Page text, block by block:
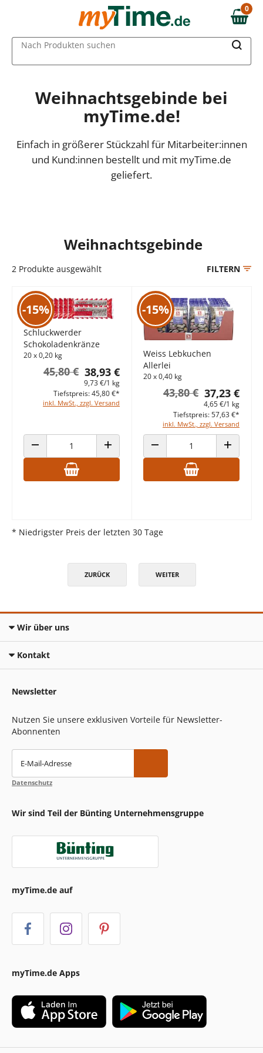
0,00 €
0
Nach Produkten suchen
Weihnachtsgebinde bei
myTime.de!
Einfach in größerer Stückzahl für Mitarbeiter:innen
und Kund:innen bestellt und mit myTime.de
geliefert.
Weihnachtsgebinde
2 Produkte ausgewählt FILTERN
-15%
Schluckwerder
Schokoladenkränze
20 x 0,20 kg
38,93 €
45,80 €
9,73 €/1 kg
inkl. MwSt., zzgl. Versand
Tiefstpreis: 45,80 €*
ANZAHL VERRINGERN ANZAHL ERHÖHEN
-15%
Weiss Lebkuchen
Allerlei
20 x 0,40 kg
37,23 €
43,80 €
4,65 €/1 kg
inkl. MwSt., zzgl. Versand
Tiefstpreis: 57,63 €*
ANZAHL VERRINGERN ANZAHL
* Niedrigster Preis der letzten 30 Tage
ZURÜCK WEITER
Wir über uns
Kontakt
Newsletter
Nutzen Sie unsere exklusiven Vorteile für Newsletter-
Abonnenten
E-Mail-Adresse
Datenschutz
Wir sind Teil der Bünting Unternehmensgruppe
myTime.de auf
myTime.de Apps